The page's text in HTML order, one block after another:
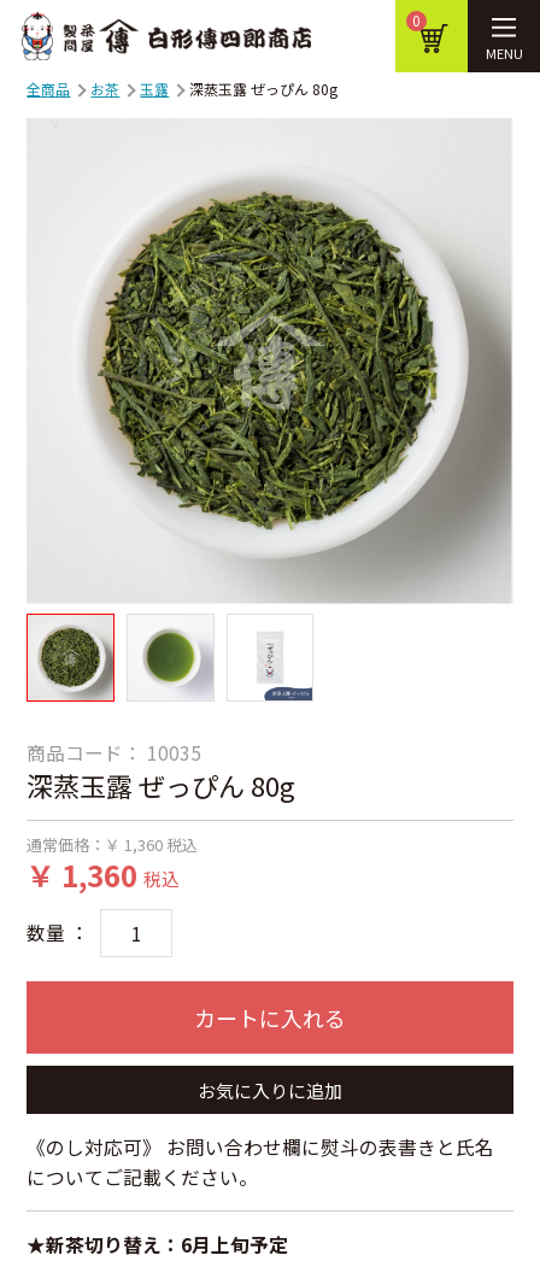
0
MENU
全商品 お茶 玉露 深蒸玉露 ぜっぴん 80g
商品コード： 10035
深蒸玉露 ぜっぴん 80g
通常価格： ￥ 1,360 税込
￥ 1,360 税込
数量 ：
カートに入れる
お気に入りに追加
《のし対応可》 お問い合わせ欄に熨斗の表書きと氏名
についてご記載ください。
★新茶切り替え：6月上旬予定